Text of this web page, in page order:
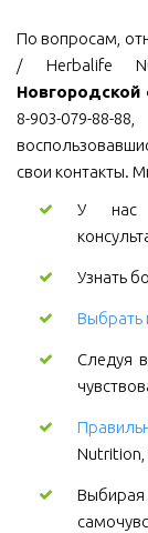
По вопросам,
/ Herbalife
Новгородской
8-903-079-88-
свои контакты.
У нас
Узнать
Выбрать
Следуя
Nutrition,